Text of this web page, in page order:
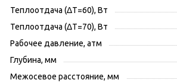
Теплоотдача (ΔT=60), Вт
Теплоотдача (ΔT=70), Вт
Рабочее давление, атм
Глубина, мм
Межосевое расстояние, мм